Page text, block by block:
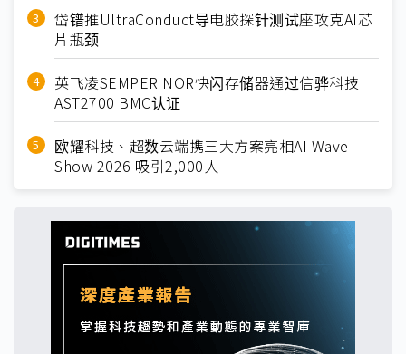
岱镨推UltraConduct导电胶探针测试座攻克AI芯
片瓶颈
英飞凌SEMPER NOR快闪存储器通过信骅科技
AST2700 BMC认证
欧耀科技、超数云端携三大方案亮相AI Wave
Show 2026 吸引2,000人